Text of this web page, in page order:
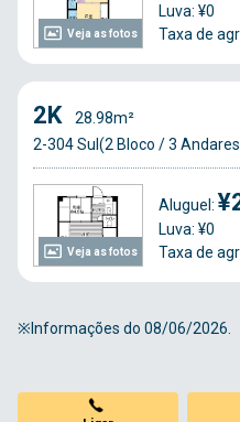
Veja as fotos
Luva: ¥0
Taxa de
Veja as fotos
2K
28.98m²
2-304 Sul(2 Bloco / 3
Aluguel:
Luva: ¥0
Taxa de
※Informações do 08/06/2026.